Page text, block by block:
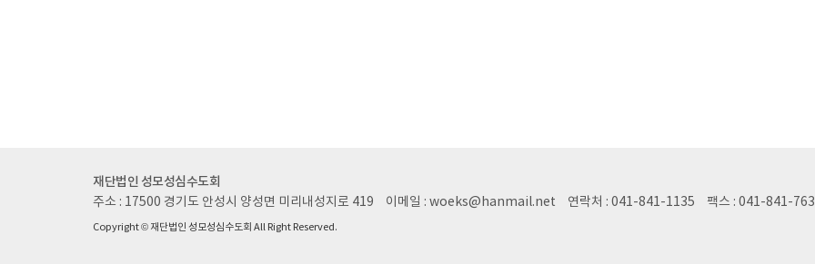
재단법인 성모성심수도회
주소 : 17500 경기도 안성시 양성면 미리내성지로 419 이메일 : woeks@hanmail.net 연락처 : 041-841-1135 팩스 : 041-841-
Copyright © 재단법인 성모성심수도회 All Right Reserved.